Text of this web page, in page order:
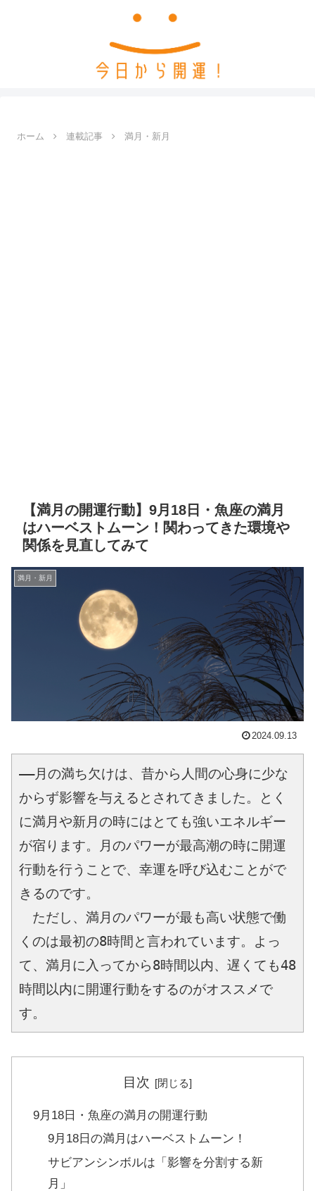
ホーム 連載記事 満月・新月
【満月の開運行動】9月18日・魚座の満月
はハーベストムーン！関わってきた環境や
関係を見直してみて
満月・新月
2024.09.13
――月の満ち欠けは、昔から人間の心身に少な
からず影響を与えるとされてきました。とく
に満月や新月の時にはとても強いエネルギー
が宿ります。月のパワーが最高潮の時に開運
行動を行うことで、幸運を呼び込むことがで
きるのです。
ただし、満月のパワーが最も高い状態で働
くのは最初の8時間と言われています。よっ
て、満月に入ってから8時間以内、遅くても48
時間以内に開運行動をするのがオススメで
す。
目次
9月18日・魚座の満月の開運行動
9月18日の満月はハーベストムーン！
サビアンシンボルは「影響を分割する新
月」